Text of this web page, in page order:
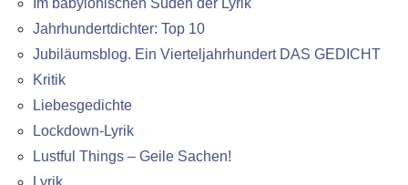
Jahrhundertdichter: Top 10
Jubiläumsblog. Ein Vierteljahrhundert DAS GEDICHT
Kritik
Liebesgedichte
Lockdown-Lyrik
Lustful Things – Geile Sachen!
Lyrik